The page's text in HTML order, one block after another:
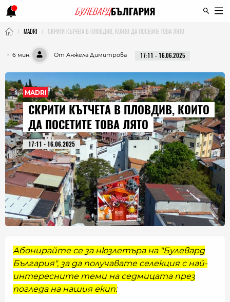
MADRI СКРИТИ КЪТЧЕТА В ПЛОВДИВ, КОИТО ДА ПОСЕТИТЕ ТОВА ЛЯТО
・ 6 мин. От Анжела Димитрова 17:11 - 16.06.2025
MADRI
СКРИТИ КЪТЧЕТА В ПЛОВДИВ, КОИТО
ДА ПОСЕТИТЕ ТОВА ЛЯТО
17:11 - 16.06.2025
Абонирайте се за нюзлетъра на "Булевард
България", за да получавате селекция с най-
интересните теми на седмицата през
погледа на нашия екип: